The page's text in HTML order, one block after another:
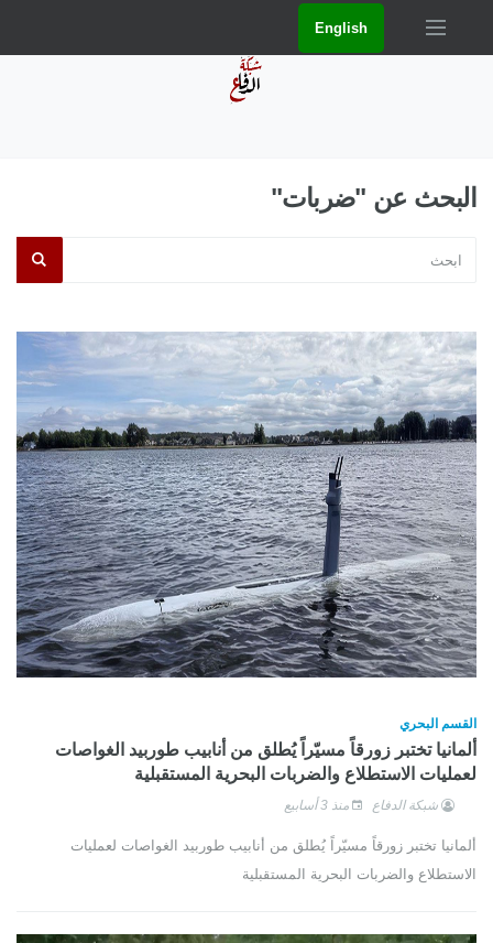
English
البحث عن "ضربات"
القسم البحري
ألمانيا تختبر زورقاً مسيّراً يُطلق من أنابيب طوربيد الغواصات
لعمليات الاستطلاع والضربات البحرية المستقبلية
شبكة الدفاع منذ 3 أسابيع
ألمانيا تختبر زورقاً مسيّراً يُطلق من أنابيب طوربيد الغواصات لعمليات
الاستطلاع والضربات البحرية المستقبلية